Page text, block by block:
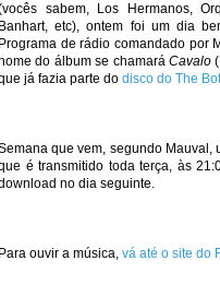
sabem, Los Hermanos,
Banhart, etc), ontem foi um dia
Programa de rádio comandado por
do álbum se chamará Cavalo
já fazia parte do disco do The
que vem, segundo Mauval,
é transmitido toda terça, às
no dia seguinte.
Para ouvir a música, vá até o site do